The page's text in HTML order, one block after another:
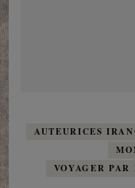
AUTEURICES
VOYAGER PAR